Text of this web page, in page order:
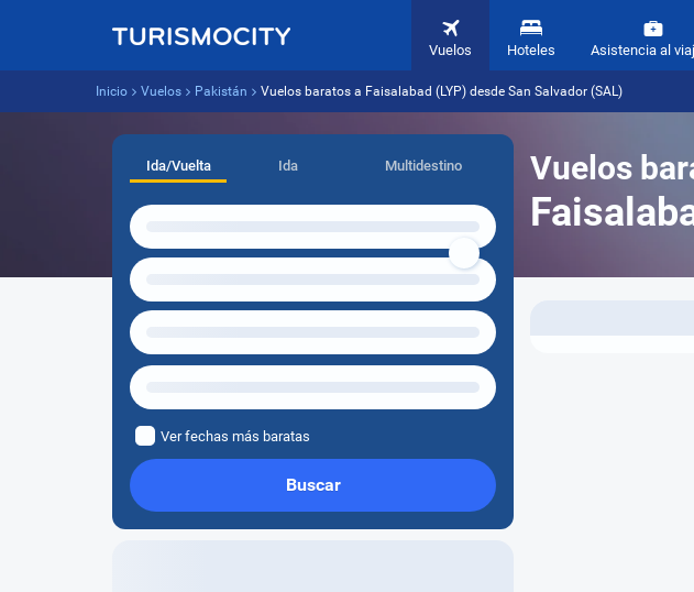
Vuelos Hoteles Asistencia al
Inicio Vuelos Pakistán Vuelos baratos a Faisalabad (LYP) desde San Salvador (SAL)
Vuelos
Ida/Vuelta Ida Multidestino
Ver fechas más baratas
Buscar